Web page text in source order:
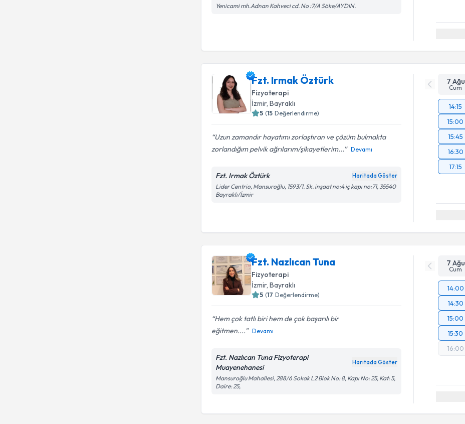
Yenicami mh.Adnan Kahveci cd. No :7/A Söke/AYDIN.
Fzt. Irmak Öztürk
Fizyoterapi
İzmir, Bayraklı
5 (15 Değerlendirme)
Uzun zamandır hayatımı zorlaştıran ve çözüm bulmakta
zorlandığım pelvik ağrılarım/şikayetlerim...
Devamı
Fzt. Irmak Öztürk Haritada Göster
Lider Centrio, Mansuroğlu, 1593/1. Sk. inşaat no:4 iç kapı no:71, 35540
Bayraklı/İzmir
7 Ağu
Cum
14:15
15:00
15:45
16:30
17:15
Fzt. Nazlıcan Tuna
Fizyoterapi
İzmir, Bayraklı
5 (17 Değerlendirme)
Hem çok tatlı biri hem de çok başarılı bir
eğitmen....
Devamı
Fzt. Nazlıcan Tuna Fizyoterapi
Muayenehanesi
Haritada Göster
Mansuroğlu Mahallesi, 288/6 Sokak L2 Blok No: 8, Kapı No: 25, Kat: 5,
Daire: 25,
7 Ağu
Cum
14:00
14:30
15:00
15:30
16:00